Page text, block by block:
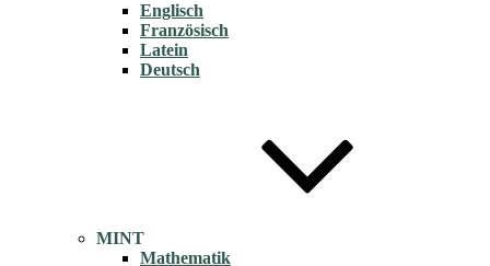
Englisch
Französisch
Latein
Deutsch
MINT
Mathematik